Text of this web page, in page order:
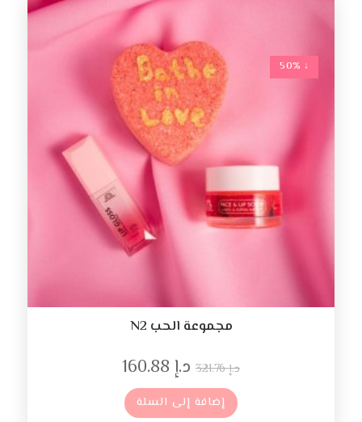
↓ 50%
مجموعة الحب N2
د.إ321.76 د.إ
إضافة إلى السلة